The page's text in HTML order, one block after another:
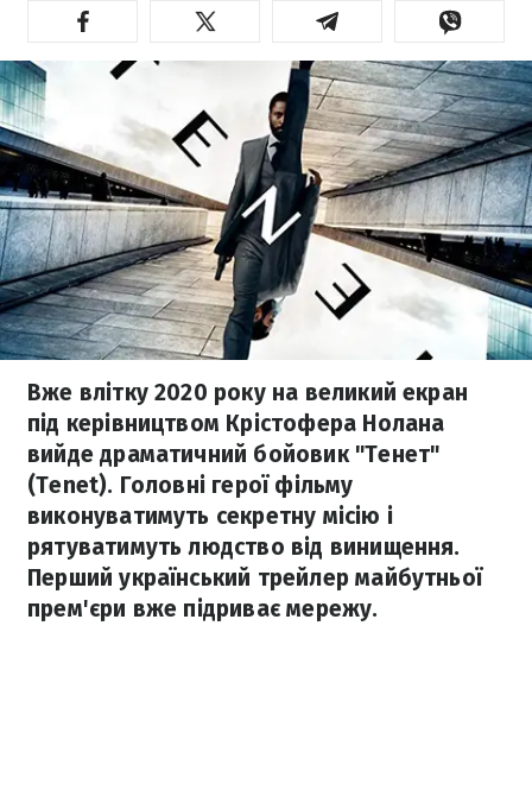
Вже влітку 2020 року на великий екран
під керівництвом Крістофера Нолана
вийде драматичний бойовик "Тенет"
(Tenet). Головні герої фільму
виконуватимуть секретну місію і
рятуватимуть людство від винищення.
Перший український трейлер майбутньої
прем'єри вже підриває мережу.